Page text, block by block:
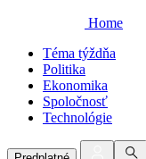
Home
Téma týždňa
Politika
Ekonomika
Spoločnosť
Technológie